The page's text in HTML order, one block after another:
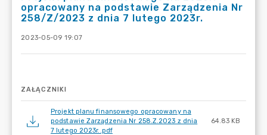
opracowany na podstawie Zarządzenia Nr
258/Z/2023 z dnia 7 lutego 2023r.
2023-05-09 19:07
ZAŁĄCZNIKI
Projekt planu finansowego opracowany na
podstawie Zarządzenia Nr 258.Z.2023 z dnia
7 lutego 2023r..pdf
64.83 KB